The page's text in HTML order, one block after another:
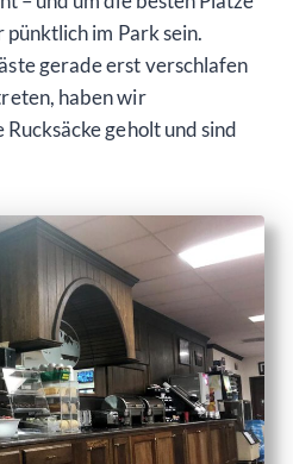
im Park sein.
gerade erst verschlafen
haben wir
geholt und sind